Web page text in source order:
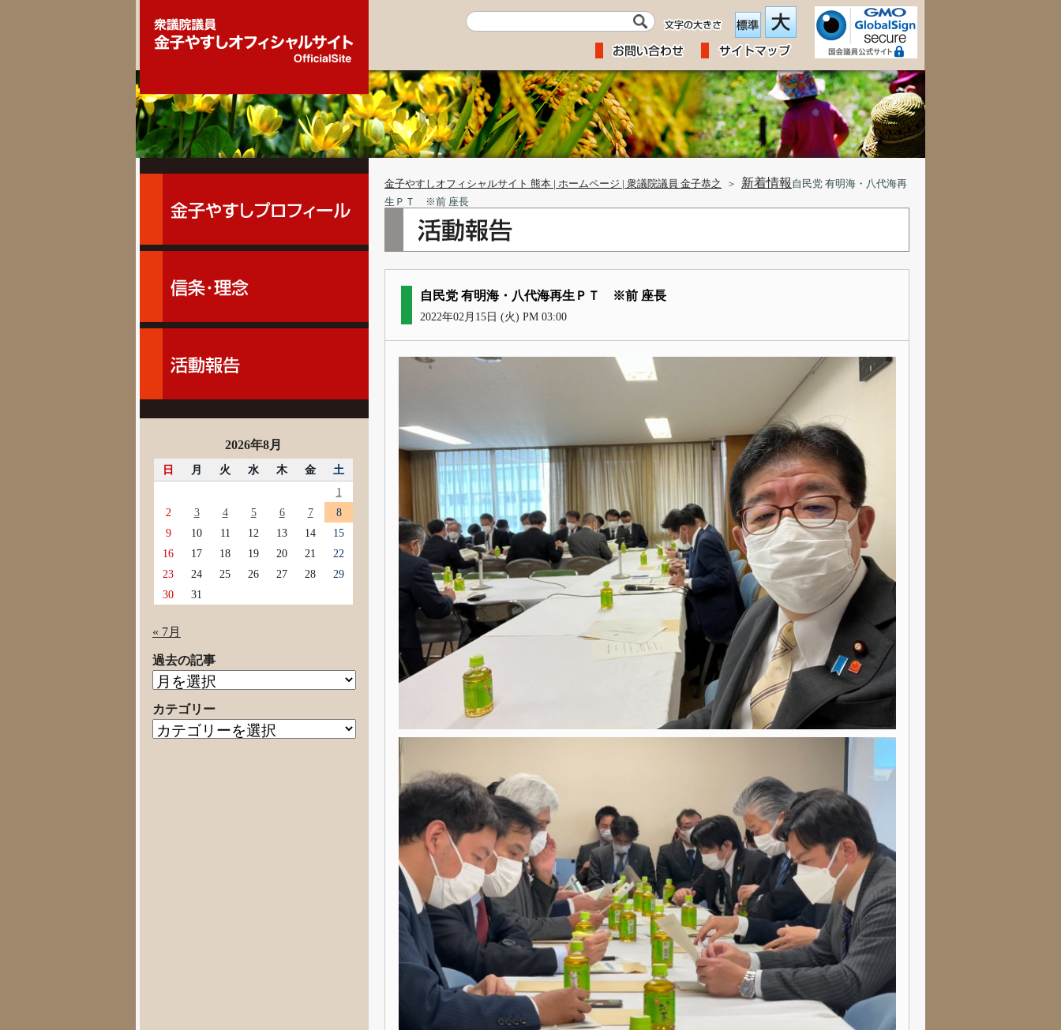
金子やすしオフィシャルサイト 熊本 | ホームページ | 衆議院議員 金子恭之 ＞ 新着情報 自民党 有明海・八代海再
生ＰＴ ※前 座長
自民党 有明海・八代海再生ＰＴ ※前 座長
2022年02月15日 (火) PM 03:00
2026年8月
日 月 火 水 木 金
土
1
2
3 4 5 6 7
8
9
10 11 12 13 14
15
16
17 18 19 20 21
22
23
24 25 26 27 28
29
30
31
« 7月
過去の記事
過
の
記
カテゴリー
カ